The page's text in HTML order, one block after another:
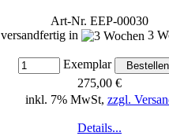
Art-Nr. EEP-00030
versandfertig in
3
Exemplar
275,00 €
inkl. 7% MwSt, zzgl.
Details...